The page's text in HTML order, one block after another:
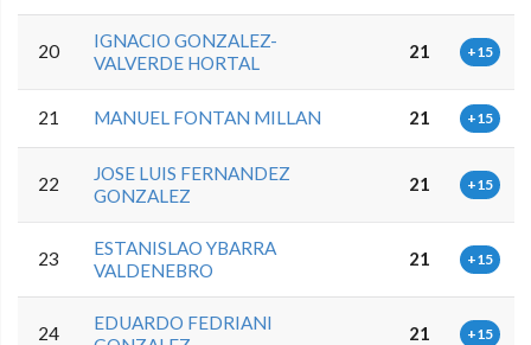
20
IGNACIO GONZALEZ-
VALVERDE HORTAL
21 +15
21 MANUEL FONTAN MILLAN 21 +15
22
JOSE LUIS FERNANDEZ
GONZALEZ
21 +15
23
ESTANISLAO YBARRA
VALDENEBRO
21 +15
24
EDUARDO FEDRIANI
21 +15